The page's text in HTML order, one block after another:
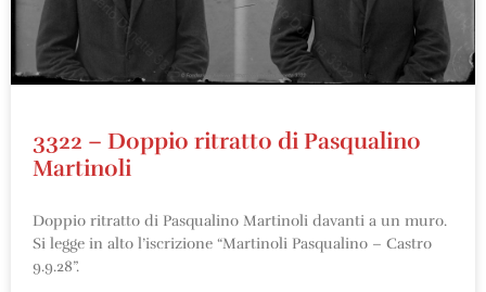
3322 – Doppio ritratto di Pasqualino
Martinoli
Doppio ritratto di Pasqualino Martinoli davanti a un muro.
Si legge in alto l’iscrizione “Martinoli Pasqualino – Castro
9.9.28”.